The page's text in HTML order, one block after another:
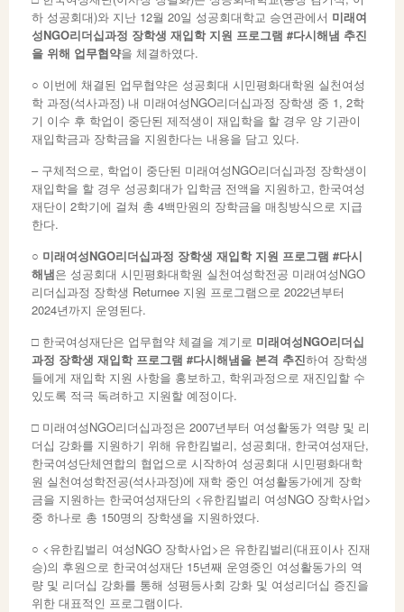
하 성공회대)와 지난 12월 20일 성공회대학교 승연관에서 미래여
성NGO리더십과정 장학생 재입학 지원 프로그램 #다시해냄 추진
을 위해 업무협약을 체결하였다.
○ 이번에 채결된 업무협약은 성공회대 시민평화대학원 실천여성
학 과정(석사과정) 내 미래여성NGO리더십과정 장학생 중 1, 2학
기 이수 후 학업이 중단된 제적생이 재입학을 할 경우 양 기관이
재입학금과 장학금을 지원한다는 내용을 담고 있다.
– 구체적으로, 학업이 중단된 미래여성NGO리더십과정 장학생이
재입학을 할 경우 성공회대가 입학금 전액을 지원하고, 한국여성
재단이 2학기에 걸쳐 총 4백만원의 장학금을 매칭방식으로 지급
한다.
○ 미래여성NGO리더십과정 장학생 재입학 지원 프로그램 #다시
해냄은 성공회대 시민평화대학원 실천여성학전공 미래여성NGO
리더십과정 장학생 Returnee 지원 프로그램으로 2022년부터
2024년까지 운영된다.
□ 한국여성재단은 업무협약 체결을 계기로 미래여성NGO리더십
과정 장학생 재입학 프로그램 #다시해냄을 본격 추진하여 장학생
들에게 재입학 지원 사항을 홍보하고, 학위과정으로 재진입할 수
있도록 적극 독려하고 지원할 예정이다.
□ 미래여성NGO리더십과정은 2007년부터 여성활동가 역량 및 리
더십 강화를 지원하기 위해 유한킴벌리, 성공회대, 한국여성재단,
한국여성단체연합의 협업으로 시작하여 성공회대 시민평화대학
원 실천여성학전공(석사과정)에 재학 중인 여성활동가에게 장학
금을 지원하는 한국여성재단의 <유한킴벌리 여성NGO 장학사업>
중 하나로 총 150명의 장학생을 지원하였다.
○ <유한킴벌리 여성NGO 장학사업>은 유한킴벌리(대표이사 진재
승)의 후원으로 한국여성재단 15년째 운영중인 여성활동가의 역
량 및 리더십 강화를 통해 성평등사회 강화 및 여성리더십 증진을
위한 대표적인 프로그램이다.